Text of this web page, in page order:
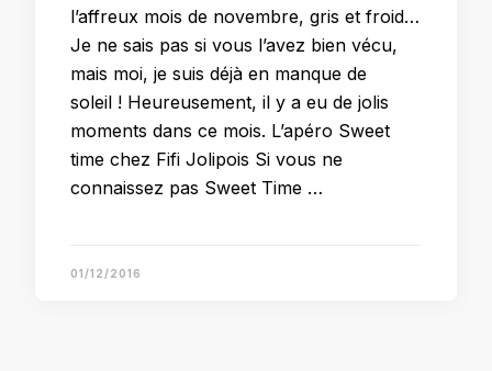
l’affreux mois de novembre, gris et froid…
Je ne sais pas si vous l’avez bien vécu,
mais moi, je suis déjà en manque de
soleil ! Heureusement, il y a eu de jolis
moments dans ce mois. L’apéro Sweet
time chez Fifi Jolipois Si vous ne
connaissez pas Sweet Time …
01/12/2016